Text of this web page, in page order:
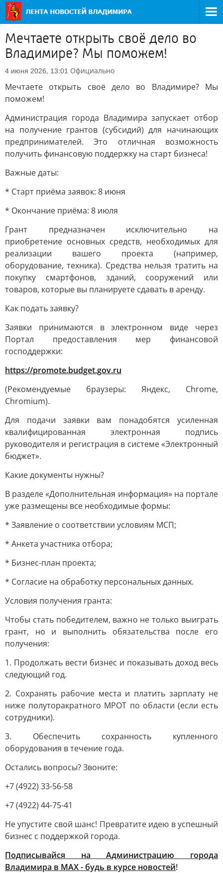
Мечтаете открыть своё дело во
Владимире? Мы поможем!
4 июня 2026, 13:01 Официально
Мечтаете открыть своё дело во Владимире? Мы
поможем!
Администрация города Владимира запускает отбор
на получение грантов (субсидий) для начинающих
предпринимателей. Это отличная возможность
получить финансовую поддержку на старт бизнеса!
Важные даты:
* Старт приёма заявок: 8 июня
* Окончание приёма: 8 июля
Грант предназначен исключительно на
приобретение основных средств, необходимых для
реализации вашего проекта (например,
оборудование, техника). Средства нельзя тратить на
покупку смартфонов, зданий, сооружений или
товаров, которые вы планируете сдавать в аренду.
Как подать заявку?
Заявки принимаются в электронном виде через
Портал предоставления мер финансовой
господдержки:
https://promote.budget.gov.ru
(Рекомендуемые браузеры: Яндекс, Chrome,
Chromium).
Для подачи заявки вам понадобятся усиленная
квалифицированная электронная подпись
руководителя и регистрация в системе «Электронный
бюджет».
Какие документы нужны?
В разделе «Дополнительная информация» на портале
уже размещены все необходимые формы:
* Заявление о соответствии условиям МСП;
* Анкета участника отбора;
* Бизнес-план проекта;
* Согласие на обработку персональных данных.
Условия получения гранта:
Чтобы стать победителем, важно не только выиграть
грант, но и выполнить обязательства после его
получения:
1. Продолжать вести бизнес и показывать доход весь
следующий год.
2. Сохранять рабочие места и платить зарплату не
ниже полуторакратного МРОТ по области (если есть
сотрудники).
3. Обеспечить сохранность купленного
оборудования в течение года.
Остались вопросы? Звоните:
+7 (4922) 33-56-58
+7 (4922) 44-75-41
Не упустите свой шанс! Превратите идею в успешный
бизнес с поддержкой города.
Подписывайся на Администрацию города
Владимира в МАХ - будь в курсе новостей!